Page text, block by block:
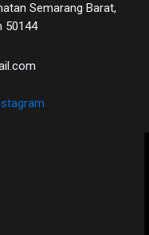
Semarang Barat,
50144